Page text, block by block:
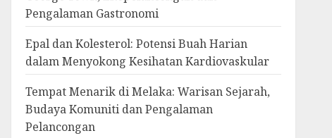
Pengalaman Gastronomi
Epal dan Kolesterol: Potensi Buah Harian
dalam Menyokong Kesihatan Kardiovaskular
Tempat Menarik di Melaka: Warisan Sejarah,
Budaya Komuniti dan Pengalaman
Pelancongan